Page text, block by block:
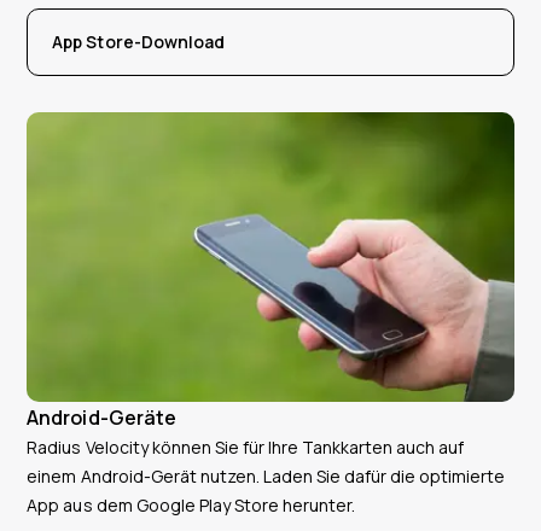
App Store-Download
Android-Geräte
Radius Velocity können Sie für Ihre Tankkarten auch auf
einem Android-Gerät nutzen. Laden Sie dafür die optimierte
App aus dem Google Play Store herunter.